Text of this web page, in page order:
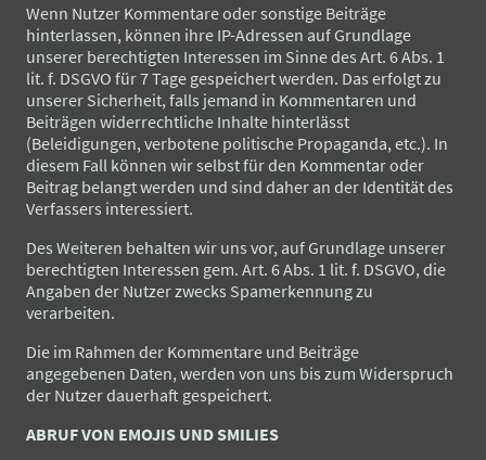
Wenn Nutzer Kommentare oder sonstige Beiträge
hinterlassen, können ihre IP-Adressen auf Grundlage
unserer berechtigten Interessen im Sinne des Art. 6 Abs. 1
lit. f. DSGVO für 7 Tage gespeichert werden. Das erfolgt zu
unserer Sicherheit, falls jemand in Kommentaren und
Beiträgen widerrechtliche Inhalte hinterlässt
(Beleidigungen, verbotene politische Propaganda, etc.). In
diesem Fall können wir selbst für den Kommentar oder
Beitrag belangt werden und sind daher an der Identität des
Verfassers interessiert.
Des Weiteren behalten wir uns vor, auf Grundlage unserer
berechtigten Interessen gem. Art. 6 Abs. 1 lit. f. DSGVO, die
Angaben der Nutzer zwecks Spamerkennung zu
verarbeiten.
Die im Rahmen der Kommentare und Beiträge
angegebenen Daten, werden von uns bis zum Widerspruch
der Nutzer dauerhaft gespeichert.
ABRUF VON EMOJIS UND SMILIES